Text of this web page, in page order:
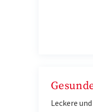
Leckere